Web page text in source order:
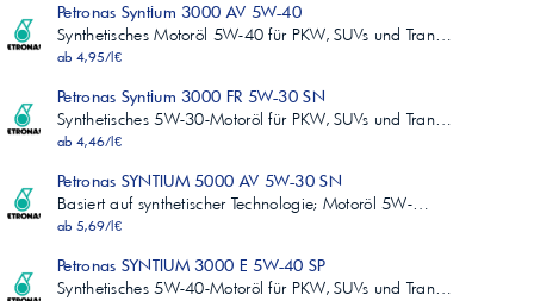
Petronas Syntium 3000 AV 5W-40
Synthetisches Motoröl 5W-40 für PKW, SUVs und Tran…
ab 4,95/l€
Petronas Syntium 3000 FR 5W-30 SN
Synthetisches 5W-30-Motoröl für PKW, SUVs und Tran…
ab 4,46/l€
Petronas SYNTIUM 5000 AV 5W-30 SN
Basiert auf synthetischer Technologie; Motoröl 5W-…
ab 5,69/l€
Petronas SYNTIUM 3000 E 5W-40 SP
Synthetisches 5W-40-Motoröl für PKW, SUVs und Tran…